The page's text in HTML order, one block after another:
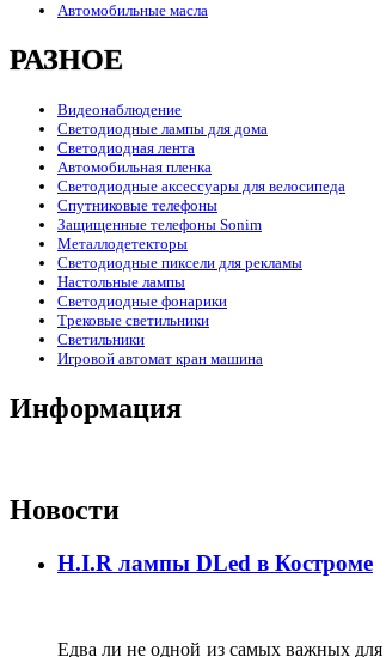
Автомобильные масла
РАЗНОЕ
Видеонаблюдение
Светодиодные лампы для дома
Светодиодная лента
Автомобильная пленка
Светодиодные аксессуары для велосипеда
Спутниковые телефоны
Защищенные телефоны Sonim
Металлодетекторы
Светодиодные пиксели для рекламы
Настольные лампы
Светодиодные фонарики
Трековые светильники
Светильники
Игровой автомат кран машина
Информация
Новости
H.I.R лампы DLed в Костроме
Едва ли не одной из самых важных для